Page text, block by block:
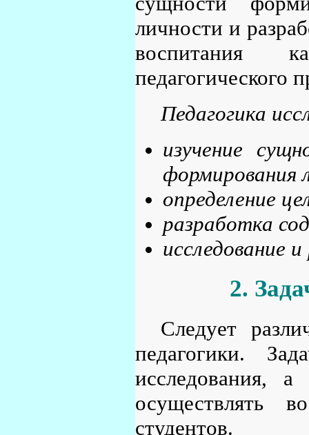
личности и
воспитания
педагогического
Педагогика
изучение
формирования
определение
разработка
исследование
2.
Следует
педагогики.
исследования,
осуществлять
студентов.